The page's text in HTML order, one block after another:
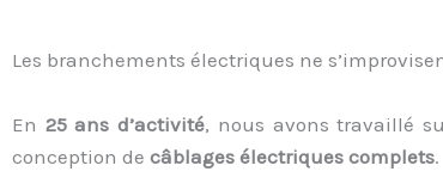
Les branchements électriques ne
En 25 ans d’activité, nous avons travaillé
conception de câblages électriques complets.